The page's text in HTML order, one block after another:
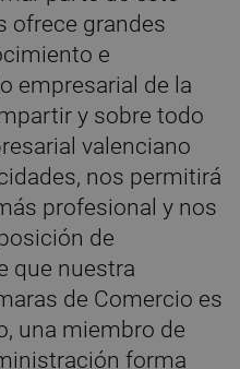
ofrece grandes
e
empresarial de la
y sobre todo
valenciano
nos permitirá
profesional y nos
de
que nuestra
de Comercio es
una miembro de
forma